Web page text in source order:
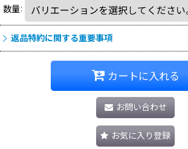
数量:
返品特約に関する重要事項
カートに入れる
お問い合わせ
お気に入り登録